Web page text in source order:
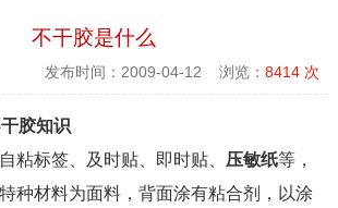
不干胶是什么
发布时间：2009-04-12 浏览：8414 次
胶知识
粘标签、及时贴、即时贴、 压敏纸等，
种材料为面料，背面涂有粘合剂，以涂